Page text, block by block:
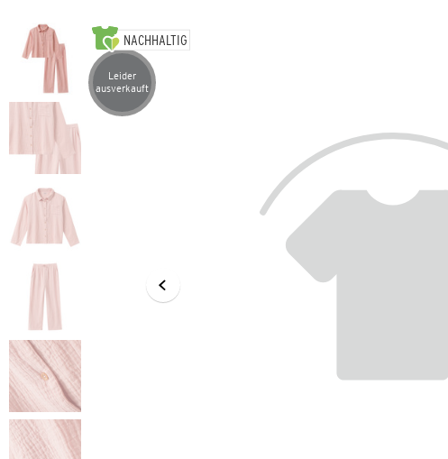
NACHHALTIG
Artikel leider ausverkauft
Leider
ausverkauft